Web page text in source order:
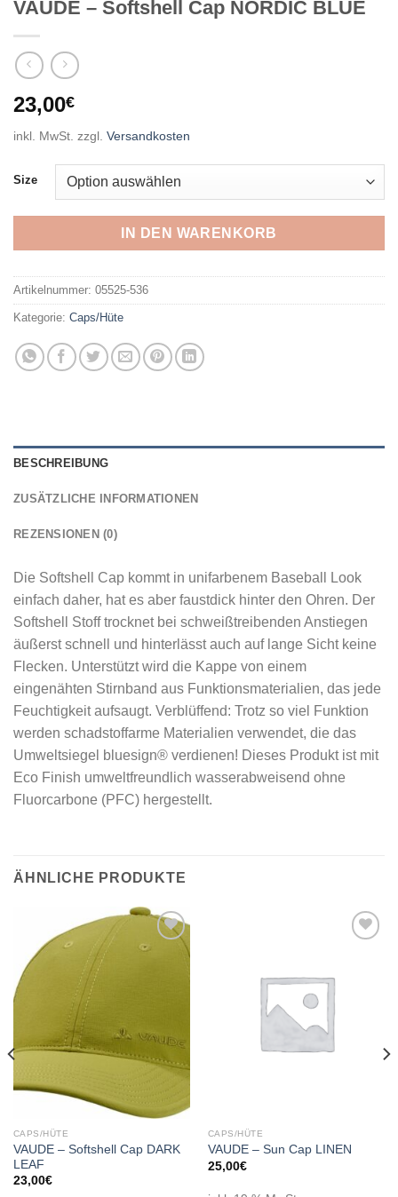
VAUDE – Softshell Cap NORDIC BLUE
23,00€
inkl. MwSt. zzgl. Versandkosten
Size
IN DEN WARENKORB
Artikelnummer: 05525-536
Kategorie: Caps/Hüte
BESCHREIBUNG
ZUSÄTZLICHE INFORMATIONEN
REZENSIONEN (0)
Die Softshell Cap kommt in unifarbenem Baseball Look
einfach daher, hat es aber faustdick hinter den Ohren. Der
Softshell Stoff trocknet bei schweißtreibenden Anstiegen
äußerst schnell und hinterlässt auch auf lange Sicht keine
Flecken. Unterstützt wird die Kappe von einem
eingenähten Stirnband aus Funktionsmaterialien, das jede
Feuchtigkeit aufsaugt. Verblüffend: Trotz so viel Funktion
werden schadstoffarme Materialien verwendet, die das
Umweltsiegel bluesign® verdienen! Dieses Produkt ist mit
Eco Finish umweltfreundlich wasserabweisend ohne
Fluorcarbone (PFC) hergestellt.
ÄHNLICHE PRODUKTE
Add to
CAPS/HÜTE
VAUDE – Softshell Cap DARK
LEAF
23,00€
CAPS/HÜTE
VAUDE – Sun Cap LINEN
25,00€